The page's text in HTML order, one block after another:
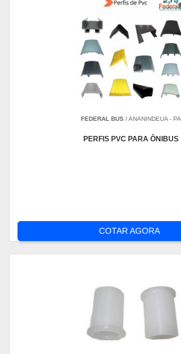
FEDERAL BUS / ANANINDEUA - PA
PERFIS PVC PARA ÔNIBUS
COTAR AGORA